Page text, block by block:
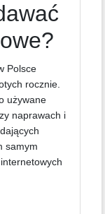
Polsce
rocznie.
używane
naprawach i
samym